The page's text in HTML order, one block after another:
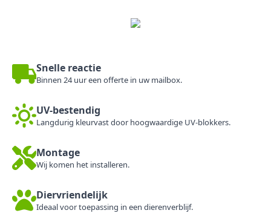
Snelle reactie
Binnen 24 uur een offerte in uw mailbox.
UV-bestendig
Langdurig kleurvast door hoogwaardige UV-blokkers.
Montage
Wij komen het installeren.
Diervriendelijk
Ideaal voor toepassing in een dierenverblijf.